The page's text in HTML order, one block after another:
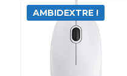
AMBIDEXTRE !